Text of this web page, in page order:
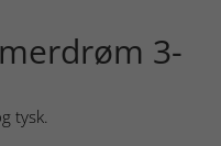
3-
tysk.